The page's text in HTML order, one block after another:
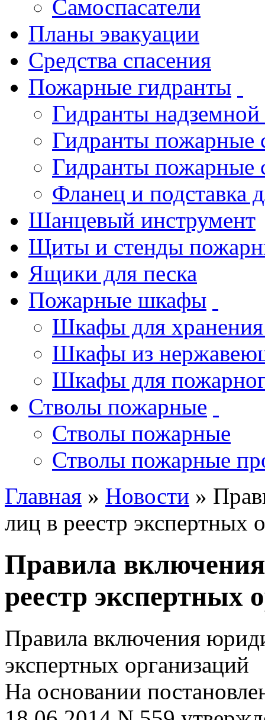
Самоспасатели
Планы эвакуации
Средства спасения
Пожарные гидранты
Гидранты
Гидранты пожарные
Гидранты пожарные
Фланец и подставка
Шанцевый инструмент
Щиты и стенды
Ящики для песка
Пожарные шкафы
Шкафы для хранения
Шкафы из
Шкафы для
Стволы пожарные
Стволы пожарные
Стволы пожарные
Главная » Новости »
лиц в реестр экспертных
Правила
реестр экспертных
Правила включения
экспертных организаций
На основании